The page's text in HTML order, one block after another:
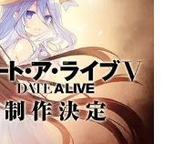
実写化映画一覧
夏アニメ